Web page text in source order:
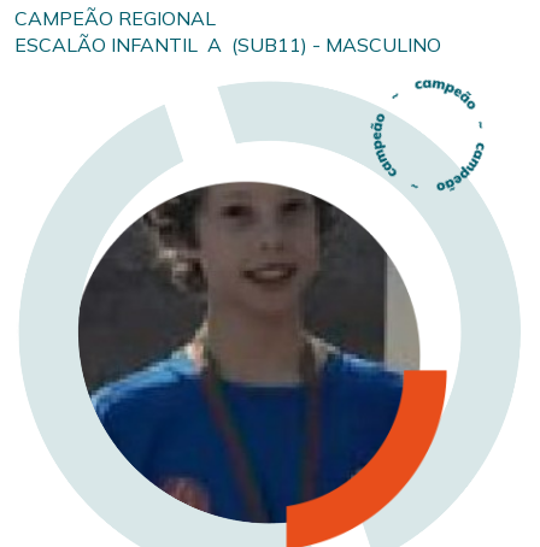
CAMPEÃO REGIONAL
ESCALÃO INFANTIL A (SUB11) - MASCULINO